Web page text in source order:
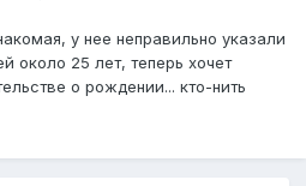
у нее неправильно указали
около 25 лет, теперь хочет
о рождении... кто-нить